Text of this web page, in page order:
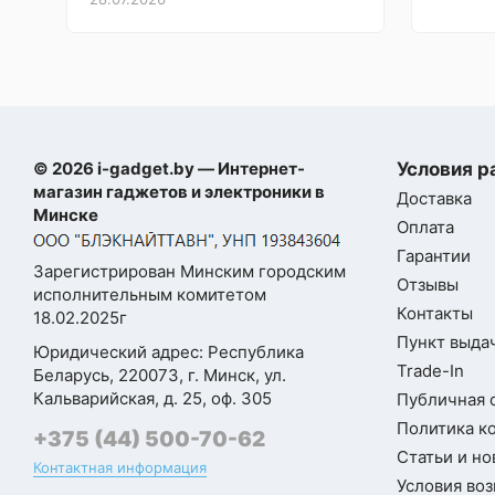
цветах, предлагая гармоничное
сочетание дизайна, функциональности
и мобильной мощности, что делает его
отличным выбором для студентов,
профессионалов и творческих
пользователей.
⚠️ Не передавайте данные своей
учетной записи Apple третьим лицам.
Не входите на своем устройстве в
чужую учетную запись. Ее владелец
может НАВСЕГДА ЗАБЛОКИРОВАТЬ
ваше устройство и в последующем
Оставить
отзыв
Ваша
оценка
—
Ваше
© 2026 i-gadget.by — Интернет-
магазин гаджетов и электроники в
Минске
Зарегистрирован Минским городским
исполнительным комитетом
18.02.2025г
Юридический адрес: Республика
Беларусь, 220073, г. Минск, ул.
Кальварийская, д. 25, оф. 305
+375 (44) 500-70-62
Контактная информация
Условия
Доставка
Оплата
Гарантии
Отзывы
Контакты
Пункт
Trade-In
Публичная
Политика
Статьи и
Условия